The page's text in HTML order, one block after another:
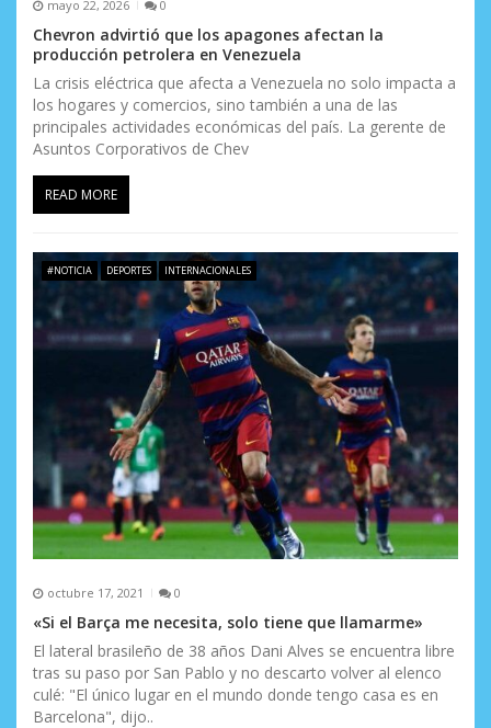
mayo 22, 2026 0
Chevron advirtió que los apagones afectan la
producción petrolera en Venezuela
La crisis eléctrica que afecta a Venezuela no solo impacta a
los hogares y comercios, sino también a una de las
principales actividades económicas del país. La gerente de
Asuntos Corporativos de Chev
READ MORE
#NOTICIA DEPORTES INTERNACIONALES
octubre 17, 2021 0
«Si el Barça me necesita, solo tiene que llamarme»
El lateral brasileño de 38 años Dani Alves se encuentra libre
tras su paso por San Pablo y no descarto volver al elenco
culé: "El único lugar en el mundo donde tengo casa es en
Barcelona", dijo..